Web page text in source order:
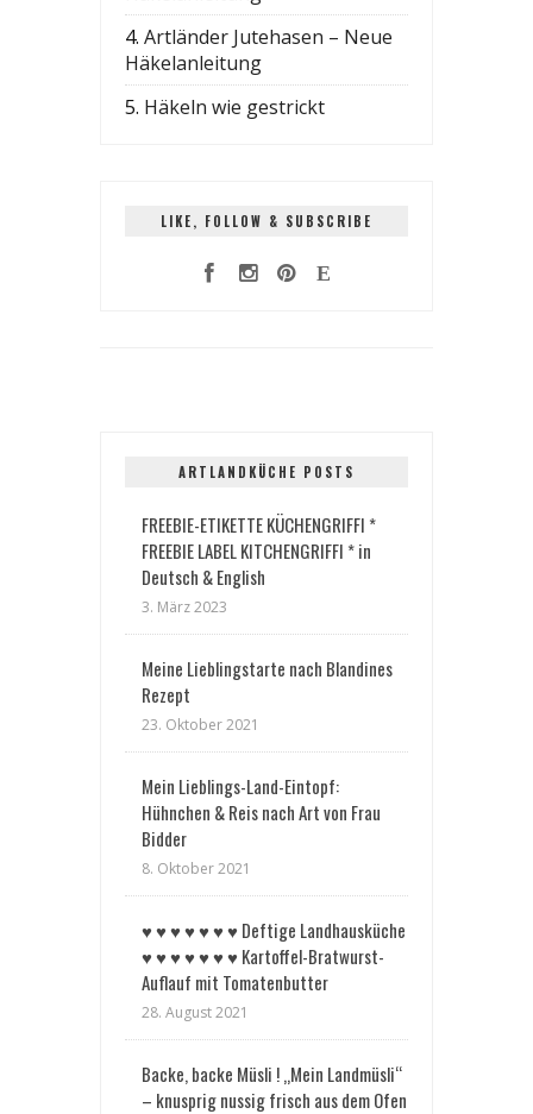
4. Artländer Jutehasen – Neue
Häkelanleitung
5. Häkeln wie gestrickt
LIKE, FOLLOW & SUBSCRIBE
ARTLANDKÜCHE POSTS
FREEBIE-ETIKETTE KÜCHENGRIFFI *
FREEBIE LABEL KITCHENGRIFFI * in
Deutsch & English
3. März 2023
Meine Lieblingstarte nach Blandines
Rezept
23. Oktober 2021
Mein Lieblings-Land-Eintopf:
Hühnchen & Reis nach Art von Frau
Bidder
8. Oktober 2021
♥︎ ♥︎ ♥︎ ♥︎ ♥︎ ♥︎ ♥︎ Deftige Landhausküche
♥︎ ♥︎ ♥︎ ♥︎ ♥︎ ♥︎ ♥︎ Kartoffel-Bratwurst-
Auflauf mit Tomatenbutter
28. August 2021
Backe, backe Müsli ! „Mein Landmüsli“
– knusprig nussig frisch aus dem Ofen